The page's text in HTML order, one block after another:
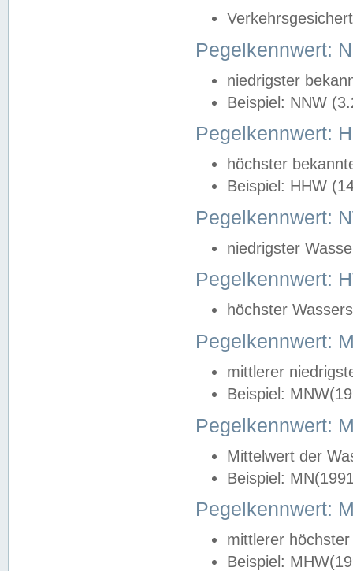
Pegelkennwert:
niedrigster
Beispiel: NNW
Pegelkennwert:
höchster
Beispiel: HHW
Pegelkennwert:
niedrigster
Pegelkennwert:
höchster
Pegelkennwert:
mittlerer
Beispiel:
Pegelkennwert:
Mittelwert der
Beispiel:
Pegelkennwert:
mittlerer
Beispiel: